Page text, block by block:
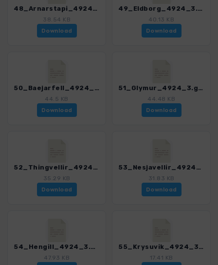
48_Arnarstapi_4924_3.gpx
38.54 KB
Download
49_Eldborg_4924_3.gpx
40.13 KB
Download
50_Baejarfell_4924_3.gpx
44.5 KB
Download
51_Glymur_4924_3.gpx
44.48 KB
Download
52_Thingvellir_4924_3.gpx
35.29 KB
Download
53_Nesjavellir_4924_3.gpx
31.83 KB
Download
54_Hengill_4924_3.gpx
47.93 KB
55_Krysuvik_4924_3.gpx
17.41 KB